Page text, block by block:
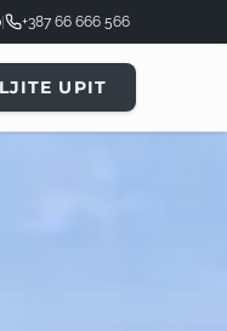
+387 66 666 566
UPIT